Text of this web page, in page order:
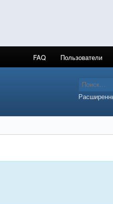
FAQ Пользователи